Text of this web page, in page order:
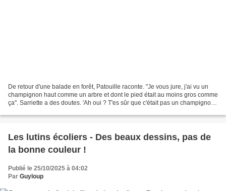
De retour d'une balade en forêt, Patouille raconte. "Je vous jure, j'ai vu un
champignon haut comme un arbre et dont le pied était au moins gros comme
ça". Sarriette a des doutes. 'Ah oui ? T'es sûr que c'était pas un champignon
Les lutins écoliers - Des beaux dessins, pas de
la bonne couleur !
Publié le 25/10/2025 à 04:02
Par Guyloup